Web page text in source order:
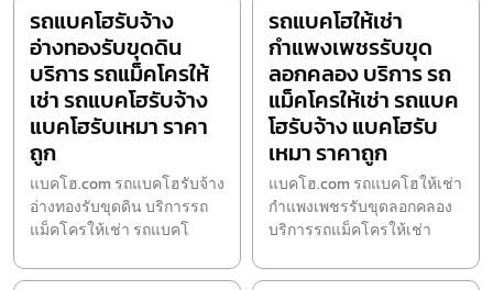
รถแบคโฮรับจ้าง
อ่างทองรับขุดดิน
บริการ รถแม็คโครให้
เช่า รถแบคโฮรับจ้าง
แบคโฮรับเหมา ราคา
ถูก
แบคโฮ.com รถแบคโฮรับจ้าง
อ่างทองรับขุดดิน บริการรถ
แม็คโครให้เช่า รถแบคโ
รถแบคโฮให้เช่า
กำแพงเพชรรับขุด
ลอกคลอง บริการ รถ
แม็คโครให้เช่า รถแบค
โฮรับจ้าง แบคโฮรับ
เหมา ราคาถูก
แบคโฮ.com รถแบคโฮให้เช่า
กำแพงเพชรรับขุดลอกคลอง
บริการรถแม็คโครให้เช่า